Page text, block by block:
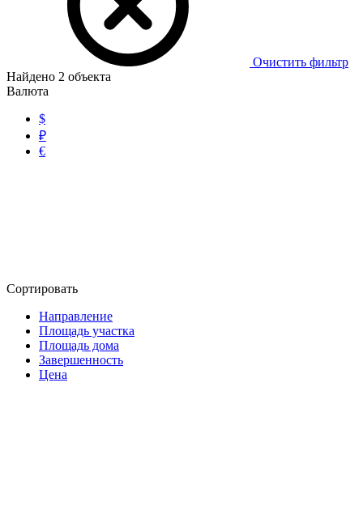
Очистить фильтр
Найдено 2 объекта
Валюта
$
₽
€
Сортировать
Направление
Площадь участка
Площадь дома
Завершенность
Цена